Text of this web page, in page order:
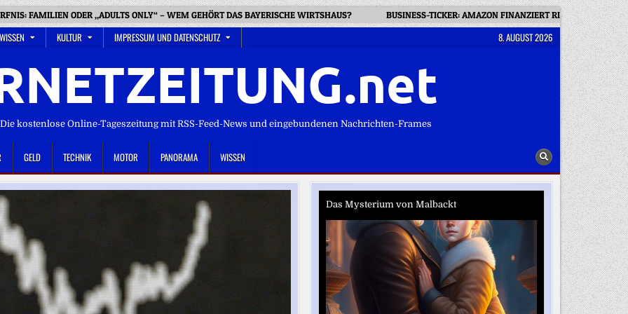
FAMILIEN ODER „ADULTS ONLY“ – WEM GEHÖRT DAS BAYERISCHE WIRTSHAUS? BUSINESS-TICKER: AMAZON FINANZIERT RIESIGES
KULTUR IMPRESSUM UND DATENSCHUTZ 8. AUGUST 2026
kostenlose Online-Tageszeitung mit RSS-Feed-News und eingebundenen Nachrichten-Frames
GELD TECHNIK MOTOR PANORAMA WISSEN
Das Mysterium von Malbackt